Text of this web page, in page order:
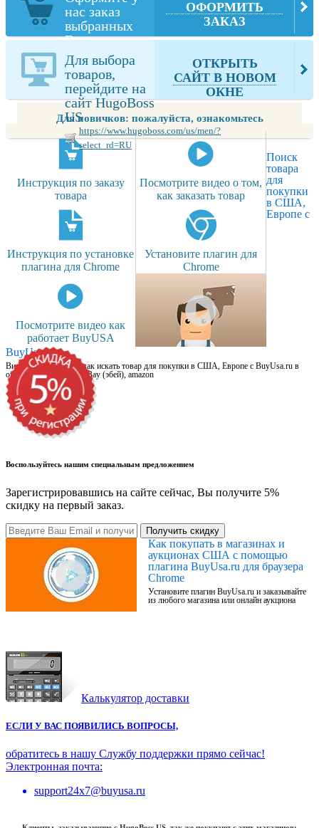
нас заказ
выбранных
Вами товаров
из HugoBoss
US
ОФОРМИТЬ
ЗАКАЗ
Для выбора
товаров,
перейдите на
сайт HugoBoss
US
https://www.hugoboss.com/us/men/?
select_rd=RU
ОТКРЫТЬ
САЙТ В НОВОМ
ОКНЕ
Для новичков: пожалуйста, ознакомьтесь
Инструкция по заказу
товара
Посмотрите видео о том,
как заказать товар
Инструкция по установке
плагина для Chrome
Установите плагин для
Chrome
Посмотрите видео как
работает BuyUSA
Поиск
товара
для
покупки
в США,
Европе с
BuyUsa.ru
Видео для новичков: как искать товар для покупки в США, Европе с BuyUsa.ru в
онлайн магазинах, на eBay (эбей), amazon
Воспользуйтесь нашим специальным предложением
Зарегистрировавшись на сайте сейчас, Вы получите 5%
скидку на первый заказ.
Получить скидку
Как покупать в магазинах и
аукционах США с помощью
плагина BuyUsa.ru для браузера
Chrome
Установите плагин BuyUsa.ru и заказывайте
из любого магазина или онлайн аукциона
Калькулятор доставки
ЕСЛИ У ВАС ПОЯВИЛИСЬ ВОПРОСЫ,
обратитесь в нашу Службу поддержки прямо сейчас!
Электронная почта:
support24x7@buyusa.ru